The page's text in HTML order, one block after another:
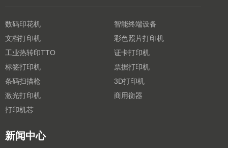
数码印花机
智能终端设备
文档打印机
彩色照片打印机
工业热转印TTO
证卡打印机
标签打印机
票据打印机
条码扫描枪
3D打印机
激光打印机
商用衡器
打印机芯
新闻中心